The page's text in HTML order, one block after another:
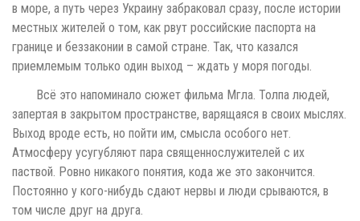
в море, а путь через Украину забраковал сразу, после истории
местных жителей о том, как рвут российские паспорта на
границе и беззаконии в самой стране. Так, что казался
приемлемым только один выход – ждать у моря погоды.
Всё это напоминало сюжет фильма Мгла. Толпа людей,
запертая в закрытом пространстве, варящаяся в своих мыслях.
Выход вроде есть, но пойти им, смысла особого нет.
Атмосферу усугубляют пара священнослужителей с их
паствой. Ровно никакого понятия, кода же это закончится.
Постоянно у кого-нибудь сдают нервы и люди срываются, в
том числе друг на друга.